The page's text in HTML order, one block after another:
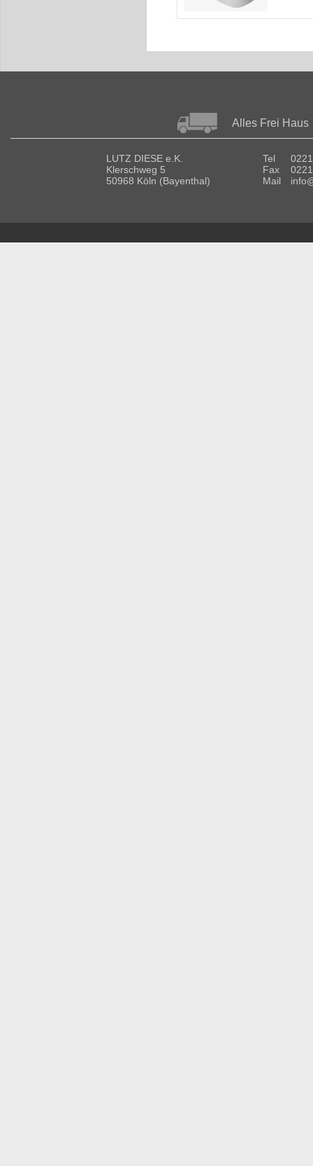
Alles Frei Haus
LUTZ DIESE e.K.
Klerschweg 5
50968 Köln (Bayenthal)
Tel
Fax
Mail